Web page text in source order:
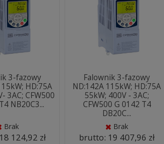
3-fazowy
HD:75A
3AC; CFW500
NB20C3...
Brak
18 124,92 zł
Falownik 3-fazowy
ND:142A 115kW; HD:75A
55kW; 400V - 3AC;
CFW500 G 0142 T4
DB20C...
Brak
brutto: 19 407,96 zł